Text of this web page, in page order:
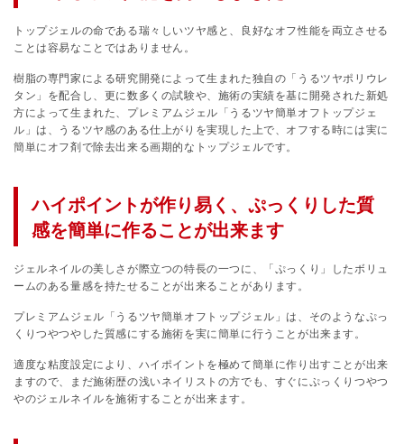
トップジェルの命である瑞々しいツヤ感と、良好なオフ性能を両立させる
ことは容易なことではありません。
樹脂の専門家による研究開発によって生まれた独自の「うるツヤポリウレ
タン」を配合し、更に数多くの試験や、施術の実績を基に開発された新処
方によって生まれた、プレミアムジェル「うるツヤ簡単オフトップジェ
ル」は、うるツヤ感のある仕上がりを実現した上で、オフする時には実に
簡単にオフ剤で除去出来る画期的なトップジェルです。
ハイポイントが作り易く、ぷっくりした質
感を簡単に作ることが出来ます
ジェルネイルの美しさが際立つの特長の一つに、「ぷっくり」したボリュ
ームのある量感を持たせることが出来ることがあります。
プレミアムジェル「うるツヤ簡単オフトップジェル」は、そのようなぷっ
くりつやつやした質感にする施術を実に簡単に行うことが出来ます。
適度な粘度設定により、ハイポイントを極めて簡単に作り出すことが出来
ますので、まだ施術歴の浅いネイリストの方でも、すぐにぷっくりつやつ
やのジェルネイルを施術することが出来ます。